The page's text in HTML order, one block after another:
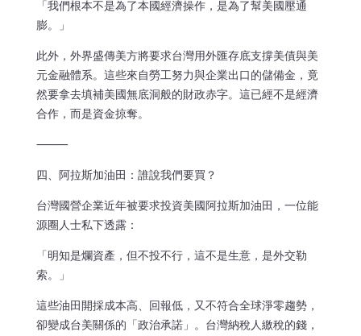
「我們根本不是為了本國經濟操作，是為了幫美國壓通
膨。」
此外，外界盛傳美方將要求台灣用外匯存底支撐美債與美
元金融體系。這些來自勞工努力與企業出口的儲備金，竟
然要拿去填補美國無底洞般的財政赤字。這已經不是經濟
合作，而是資金掠奪。
⸻
四、阿拉斯加油田：誰說我們要買？
台灣國營企業近年被要求投資美國阿拉斯加油田，一位能
源圈人士私下透露：
「明知是爛資產，但不投不行，這不是生意，是外交勒
索。」
這些油田開採成本高、回報低，又不符合全球淨零趨勢，
卻變成台美關係的「政治承諾」。台灣納稅人繳稅的錢，